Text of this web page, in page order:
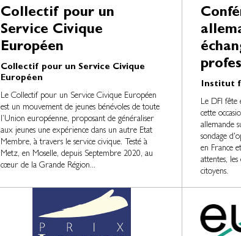
Collectif pour un
Service Civique
Européen
Collectif pour un Service Civique
Européen
Le Collectif pour un Service Civique Européen
est un mouvement de jeunes bénévoles de toute
l’Union européenne, proposant de généraliser
aux jeunes une expérience dans un autre Etat
Membre, à travers le service civique. Testé à
Metz, en Moselle, depuis Septembre 2020, au
cœur de la Grande Région...
Institut
Le DFI fête
cette
allemande
sondage
en France
attentes,
citoyens.